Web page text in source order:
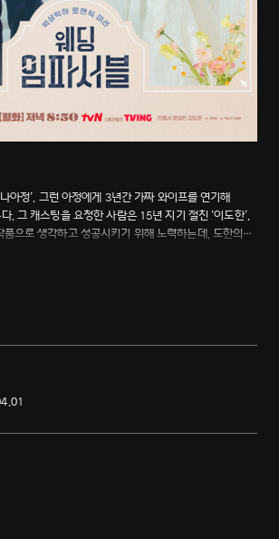
아정’. 그런 아정에게 3년간 가짜 와이프를 연기해
. 그 캐스팅을 요청한 사람은 15년 지기 절친 ‘이도한’.
으로 생각하고 성공시키기 위해 노력하는데, 도한의
건 방해를 하며 결혼을 막으려고 한다. 과연 이 결혼